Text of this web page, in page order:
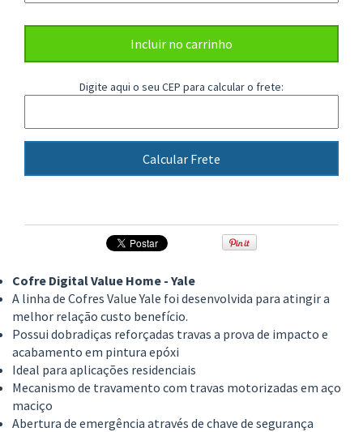
Digite aqui o seu CEP para calcular o frete:
Calcular Frete
Cofre Digital Value Home - Yale
A linha de Cofres Value Yale foi desenvolvida para atingir a
melhor relação custo benefício.
Possui dobradiças reforçadas travas a prova de impacto e
acabamento em pintura epóxi
Ideal para aplicações residenciais
Mecanismo de travamento com travas motorizadas em aço
maciço
Abertura de emergência através de chave de segurança